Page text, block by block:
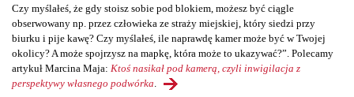
Czy myślałeś, że gdy stoisz sobie pod blokiem, możesz być ciągle
obserwowany np. przez człowieka ze straży miejskiej, który siedzi przy
biurku i pije kawę? Czy myślałeś, ile naprawdę kamer może być w Twojej
okolicy? A może spojrzysz na mapkę, która może to ukazywać?”. Polecamy
artykuł Marcina Maja: Ktoś nasikał pod kamerą, czyli inwigilacja z
perspektywy własnego podwórka